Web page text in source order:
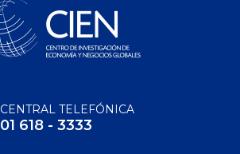
CENTRAL TELEFÓNICA
01 618 - 3333